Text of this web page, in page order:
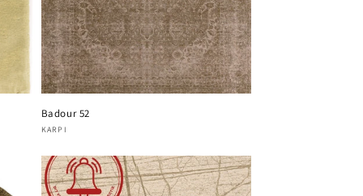
Badour 52
Fournisseur :
KARPI